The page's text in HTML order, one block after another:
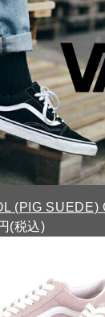
(PIG SUEDE)
(税込)